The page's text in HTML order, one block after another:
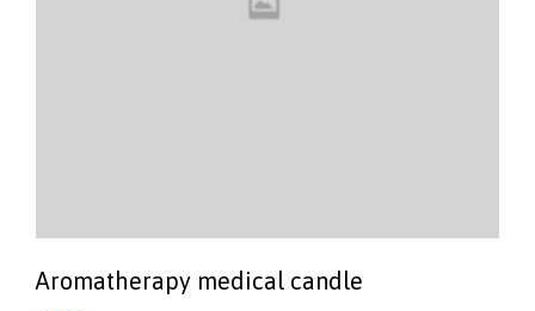
Aromatherapy medical candle